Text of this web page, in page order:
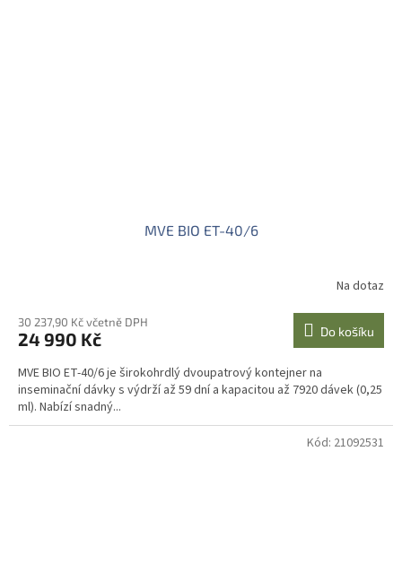
MVE BIO ET-40/6
Na dotaz
30 237,90 Kč včetně DPH
24 990 Kč Do košíku
MVE BIO ET-40/6 je širokohrdlý dvoupatrový kontejner na
inseminační dávky s výdrží až 59 dní a kapacitou až 7920 dávek (0,25
ml). Nabízí snadný...
Kód: 21092531